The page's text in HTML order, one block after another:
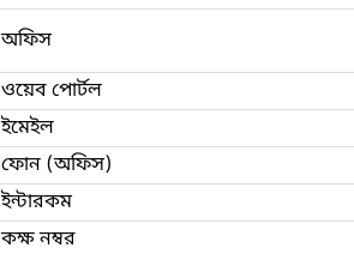
অফিস
ওয়েব পোর্টল
ইমেইল
ফোন (অফিস)
ইন্টারকম
কক্ষ নম্বর